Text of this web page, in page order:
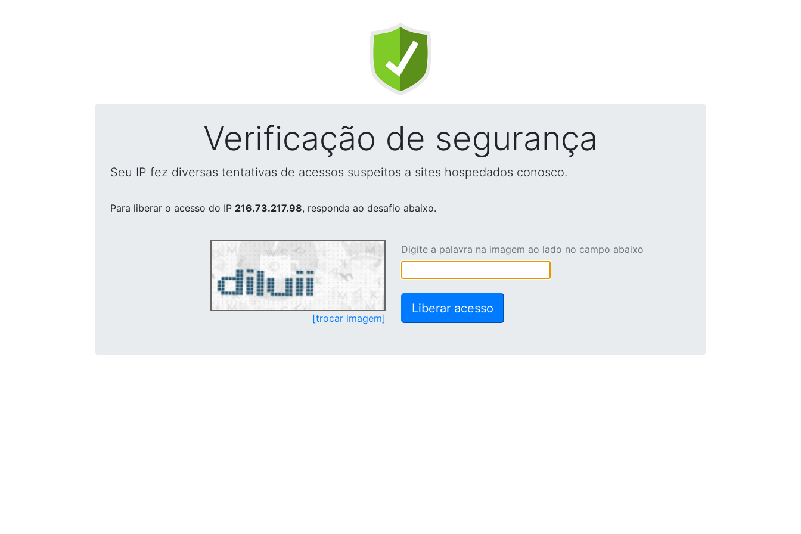
Verificação de segurança
Seu IP fez diversas tentativas de acessos suspeitos a sites hospedados conosco.
Para liberar o acesso do IP 216.73.217.98, responda ao desafio abaixo.
[trocar imagem]
Digite a palavra na imagem ao lado no campo abaixo